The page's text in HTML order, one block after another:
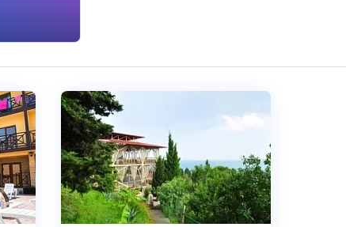
4.9 Чистота Великолепно
Комфорт Отлично
Расположение Великолепно
Удобства Великолепно
Цена /
Великолепно